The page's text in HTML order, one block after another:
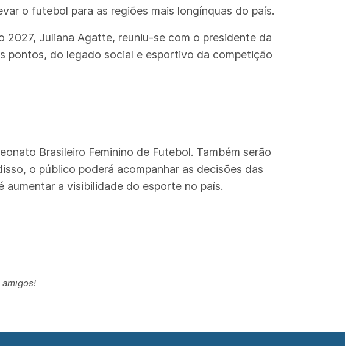
o futebol para as regiões mais longínquas do país.
2027, Juliana Agatte, reuniu-se com o presidente da
pontos, do legado social e esportivo da competição
Brasileiro Feminino de Futebol. Também serão
o público poderá acompanhar as decisões das
a visibilidade do esporte no país.